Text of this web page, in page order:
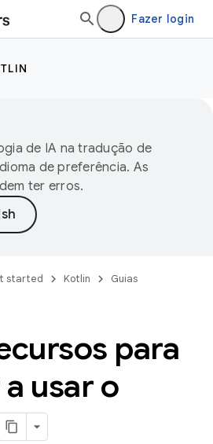
Fazer login
de IA na tradução de
de preferência. As
ter erros.
started Kotlin Guias
para
usar o